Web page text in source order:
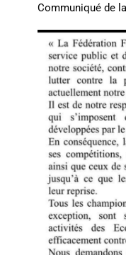
Communiqué de